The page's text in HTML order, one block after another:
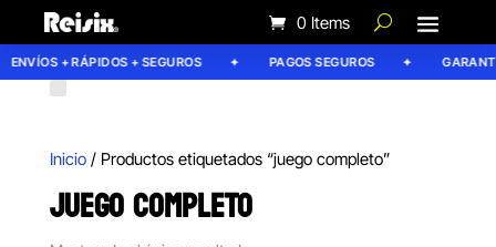
0 Items
ENVÍOS + RÁPIDOS + SEGUROS PAGOS SEGUROS
Inicio/ Productos etiquetados “juego completo”
JUEGO COMPLETO